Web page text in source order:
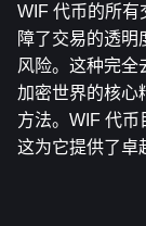
WIF 代币的所有
障了交易的透明
风险。这种完全
加密世界的核心
方法。WIF 代币
这为它提供了卓